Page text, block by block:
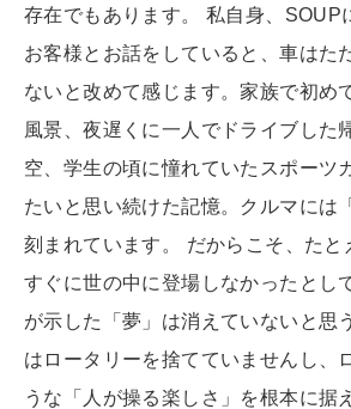
存在でもあります。 私自身、SOUP
お客様とお話をしていると、車はた
ないと改めて感じます。家族で初め
風景、夜遅くに一人でドライブした
空、学生の頃に憧れていたスポーツ
たいと思い続けた記憶。クルマには
刻まれています。 だからこそ、た
すぐに世の中に登場しなかったとし
が示した「夢」は消えていないと思
はロータリーを捨てていませんし、
うな「人が操る楽しさ」を根本に据